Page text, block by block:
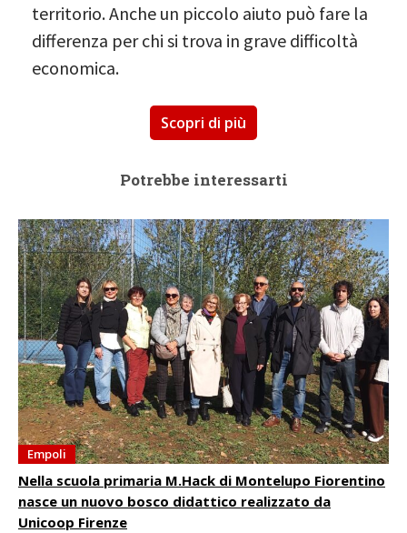
territorio. Anche un piccolo aiuto può fare la
differenza per chi si trova in grave difficoltà
economica.
Scopri di più
Potrebbe interessarti
Empoli
Nella scuola primaria M.Hack di Montelupo Fiorentino
nasce un nuovo bosco didattico realizzato da
Unicoop Firenze